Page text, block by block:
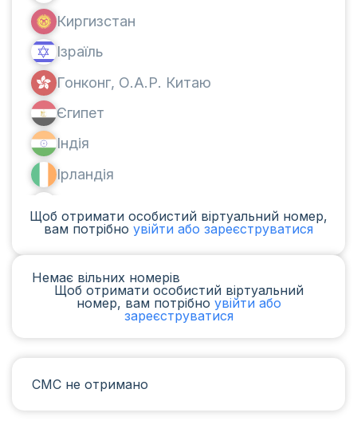
Киргизстан
Ізраїль
Гонконг, О.А.Р. Китаю
Єгипет
Індія
Ірландія
Аргентина
Чад
Іран
Щоб отримати особистий віртуальний номер,
вам потрібно увійти або зареєструватися
Немає вільних номерів
Щоб отримати особистий віртуальний
номер, вам потрібно увійти або
зареєструватися
СМС не отримано